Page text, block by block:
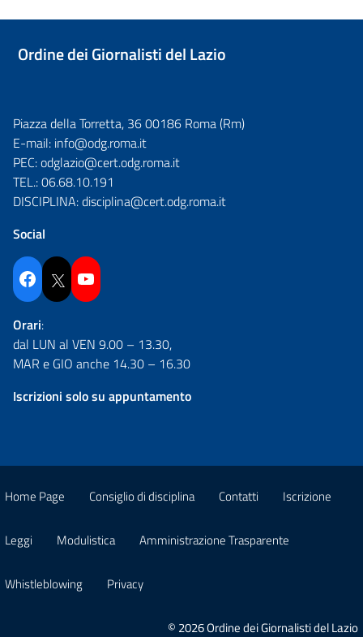
Ordine dei Giornalisti del Lazio
Piazza della Torretta, 36 00186 Roma (Rm)
E-mail: info@odg.roma.it
PEC:odglazio@cert.odg.roma.it
TEL.:06.68.10.191
DISCIPLINA:disciplina@cert.odg.roma.it
Social
Facebook Twitter YouTube
Orari:
dal LUN al VEN 9.00 – 13.30,
MAR e GIO anche 14.30 – 16.30
Iscrizioni solo su appuntamento
Home Page Consiglio di disciplina Contatti Iscrizione
Leggi Modulistica Amministrazione Trasparente
Whistleblowing Privacy
© 2026 Ordine dei Giornalisti del Lazio